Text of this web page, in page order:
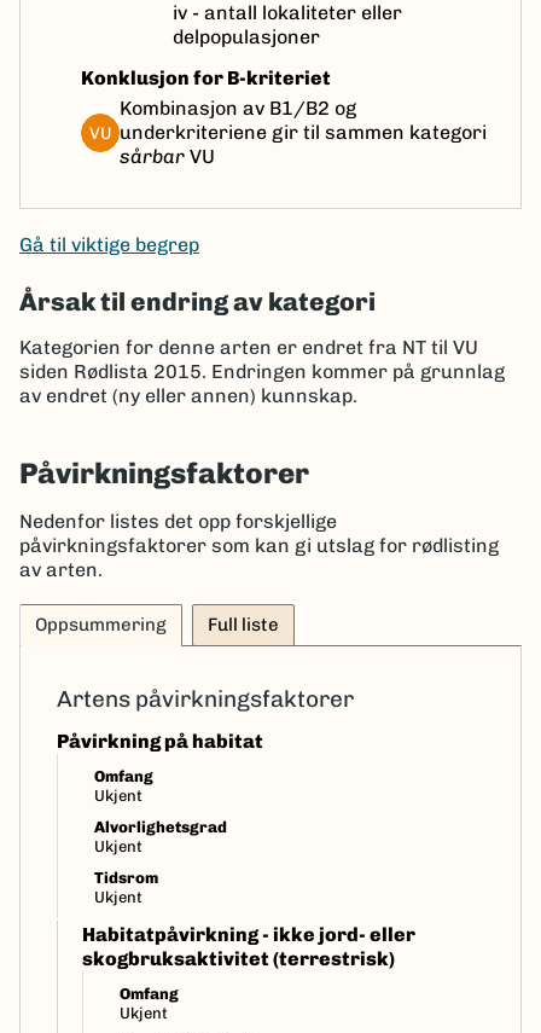
iv - antall lokaliteter eller
delpopulasjoner
Konklusjon for B-kriteriet
VU
Kombinasjon av B1/B2 og
underkriteriene gir til sammen kategori
sårbar VU
Gå til viktige begrep
Årsak til endring av kategori
Kategorien for denne arten er endret fra NT til VU
siden Rødlista 2015. Endringen kommer på grunnlag
av endret (ny eller annen) kunnskap.
Påvirkningsfaktorer
Nedenfor listes det opp forskjellige
påvirkningsfaktorer som kan gi utslag for rødlisting
av arten.
Oppsummering Full liste
Artens påvirkningsfaktorer
Påvirkning på habitat
Omfang
Ukjent
Alvorlighetsgrad
Ukjent
Tidsrom
Ukjent
Habitatpåvirkning - ikke jord- eller
skogbruksaktivitet (terrestrisk)
Omfang
Ukjent